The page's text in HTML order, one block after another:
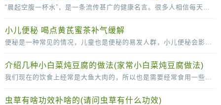
“晨起空腹一杯水”，是一条流传甚广的健康名言。很多人相信每天的这杯水，可以清肠胃、排毒养颜、稀释血液，甚至还可以减少疾病的发生。那么，晨起一杯水适用于每个人吗？不是的。从
小儿便秘 喝点黄芪蜜茶补气缓解
便秘是一种常见的情况，儿童也是便秘的易发人群，小儿便秘会影响到身心的健康发育，所以小儿出现便秘的时候一定要及时的调理。下面中医就为父母们介绍几款辅助治疗便秘的食疗方，快
介绍几种小白菜炖豆腐的做法(家常小白菜炖豆腐做法)
我们现在的饮食上经常是大鱼大肉的，所以也是需要经常食用一些小清新的菜肴来很好的改善我们的肠胃的，说到这里，口味清淡的小白菜炖豆腐就是我们不得不说的一道菜了，这道菜虽然说
虫草有啥功效补啥的(请问虫草有什么功效)